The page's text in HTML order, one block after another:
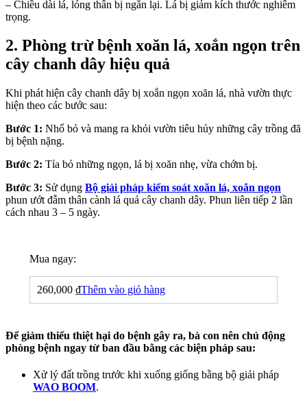
– Chiều dài lá, lóng thân bị ngắn lại. Lá bị giảm kích thước nghiêm
trọng.
2. Phòng trừ bệnh xoăn lá, xoắn ngọn trên
cây chanh dây hiệu quả
Khi phát hiện cây chanh dây bị xoắn ngọn xoăn lá, nhà vườn thực
hiện theo các bước sau:
Bước 1: Nhổ bỏ và mang ra khỏi vườn tiêu hủy những cây trồng đã
bị bệnh nặng.
Bước 2: Tỉa bỏ những ngọn, lá bị xoăn nhẹ, vừa chớm bị.
Bước 3: Sử dụng Bộ giải pháp kiểm soát xoăn lá, xoắn ngọn
phun ướt đẫm thân cành lá quả cây chanh dây. Phun liên tiếp 2 lần
cách nhau 3 – 5 ngày.
Mua ngay:
260,000 ₫Thêm vào giỏ hàng
Để giảm thiểu thiệt hại do bệnh gây ra, bà con nên chủ động
phòng bệnh ngay từ ban đầu bằng các biện pháp sau:
Xử lý đất trồng trước khi xuống giống bằng bộ giải pháp
WAO BOOM.